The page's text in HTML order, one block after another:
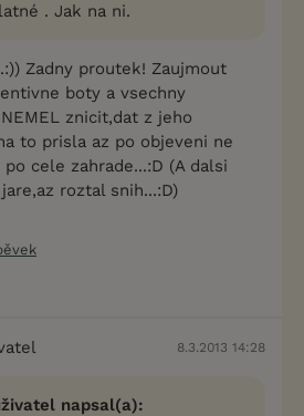
. Jak na ni.
Zadny proutek! Zaujmout
boty a vsechny
znicit,dat z jeho
to prisla az po objeveni ne
cele zahrade...:D (A dalsi
roztal snih...:D)
8.3.2013 14:28
napsal(a):